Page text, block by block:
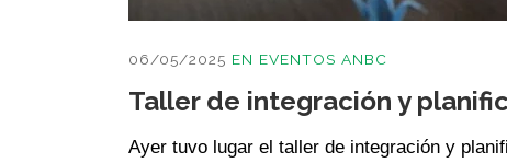
06/05/2025 EN EVENTOS ANBC
Taller de integración y
Ayer tuvo lugar el taller de integración y